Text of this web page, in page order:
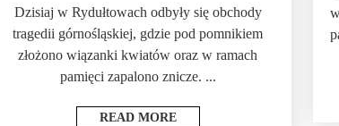
Dzisiaj w Rydułtowach odbyły się obchody
tragedii górnośląskiej, gdzie pod pomnikiem
złożono wiązanki kwiatów oraz w ramach
pamięci zapalono znicze. ...
READ MORE